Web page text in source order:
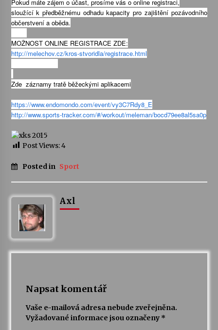
Votavžatský ploty
Vysočinka
17. 7. 2026
14. 7. 2026
Za kulturou kousek za Humpolec. V Želivě ožije
odkaz Josefa Čapka
Želiv
Petr Adamec – Malovaný svět
Pokud máte zájem o účast, prosíme vás o online registraci,
sloužící k předběžnému odhadu kapacity pro zajištění pozávodního
občerstvení a oběda.
MOŽNOST ONLINE REGISTRACE ZDE:
http://melechov.cz/kros-stvoridla/registrace.html
Zde záznamy tratě běžeckými aplikacemi
https://www.endomondo.com/event/vy3C7Rdy8_E
http://www.sports-tracker.com/#/workout/meleman/bocd79ee8al5sa0p
Post Views:4
Posted in Sport
Axl
Napsat komentář
Vaše e-mailová adresa nebude zveřejněna.
Vyžadované informace jsou označeny *